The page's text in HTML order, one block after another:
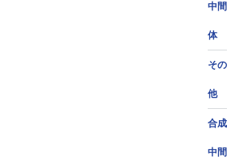
中間
体
その
他
合成
中間